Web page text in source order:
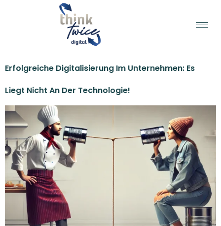
Erfolgreiche Digitalisierung Im Unternehmen: Es
Liegt Nicht An Der Technologie!